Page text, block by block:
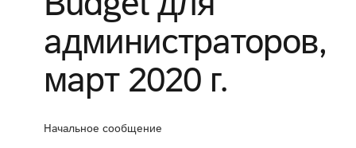
администраторов,
март 2020 г.
Начальное сообщение